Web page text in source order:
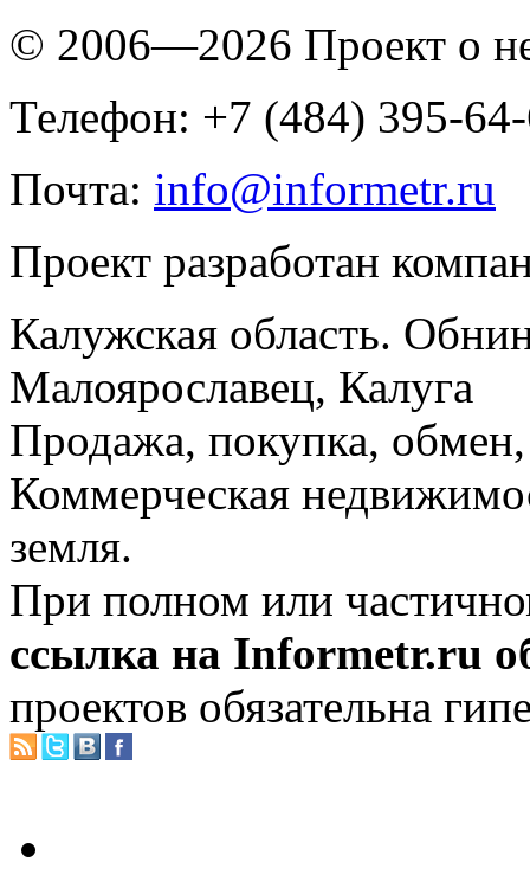
© 2006—2026 Проект о
Телефон: +7 (484) 395-
Почта: info@informetr.ru
Проект разработан
Калужская область.
Малоярославец, Калуга
Продажа, покупка, обмен,
Коммерческая
земля.
При полном или
ссылка на Informetr.ru
проектов обязательна